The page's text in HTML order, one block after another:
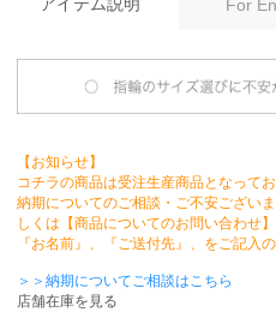
アイテム説明 For
【お知らせ】
コチラの商品は受注生産商品となってお
納期についてのご相談・ご不安ござい
しくは【商品についてのお問い合わせ
『お名前』、『ご送付先』、をご記入
＞＞納期についてご相談はこちら
店舗在庫を見る